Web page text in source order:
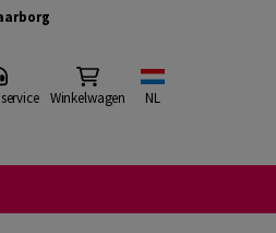
Winkelwagen NL